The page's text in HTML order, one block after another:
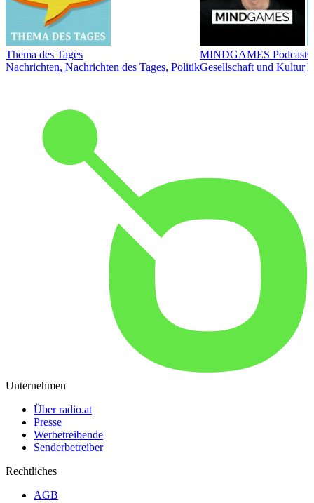
Thema des Tages
Nachrichten, Nachrichten des Tages, Politik
MINDGAMES Podcast
Gesellschaft und Kultur
Unternehmen
Über radio.at
Presse
Werbetreibende
Senderbetreiber
Rechtliches
AGB